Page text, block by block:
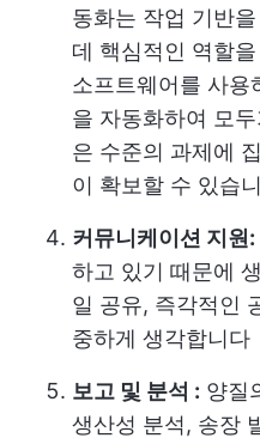
동화는 작업 기반
데 핵심적인 역할
소프트웨어를 사용
을 자동화하여 모
은 수준의 과제에
이 확보할 수 있습
커뮤니케이션 지원:
하고 있기 때문에
일 공유, 즉각적인
중하게 생각합니다
보고 및 분석 : 양질
생산성 분석, 송장